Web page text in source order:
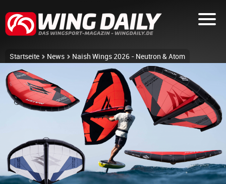
Startseite News Naish Wings 2026 - Neutron & Atom